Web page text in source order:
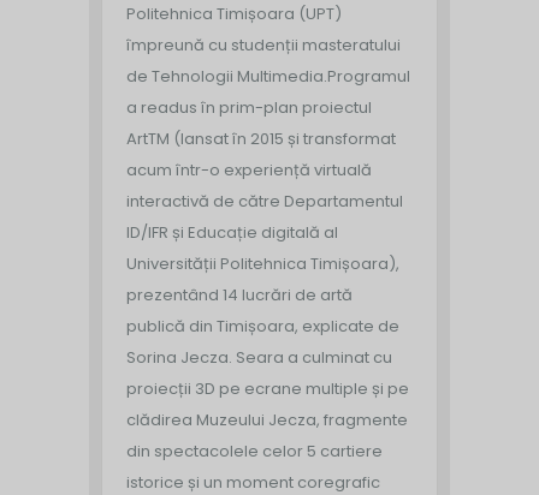
Politehnica Timișoara (UPT)
împreună cu studenții masteratului
de Tehnologii Multimedia.Programul
a readus în prim-plan proiectul
ArtTM (lansat în 2015 și transformat
acum într-o experiență virtuală
interactivă de către Departamentul
ID/IFR și Educație digitală al
Universității Politehnica Timișoara),
prezentând 14 lucrări de artă
publică din Timișoara, explicate de
Sorina Jecza. Seara a culminat cu
proiecții 3D pe ecrane multiple și pe
clădirea Muzeului Jecza, fragmente
din spectacolele celor 5 cartiere
istorice și un moment coregrafic